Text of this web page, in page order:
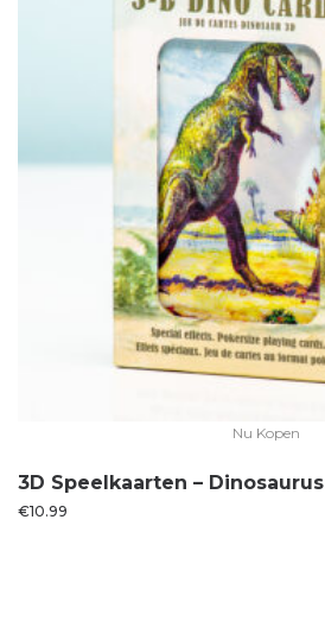
Nu Kopen
3D Speelkaarten – Dinosaurus
€10.99